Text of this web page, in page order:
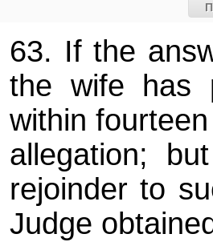
63. If the
the wife has
within
allegation;
rejoinder to
Judge